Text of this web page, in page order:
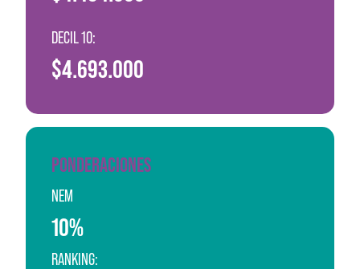
DECIL 10:
$4.693.000
PONDERACIONES
NEM
10%
RANKING: